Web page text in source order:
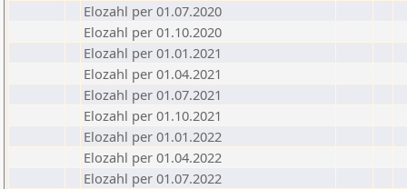
Elozahl per 01.07.2020
Elozahl per 01.10.2020
Elozahl per 01.01.2021
Elozahl per 01.04.2021
Elozahl per 01.07.2021
Elozahl per 01.10.2021
Elozahl per 01.01.2022
Elozahl per 01.04.2022
Elozahl per 01.07.2022